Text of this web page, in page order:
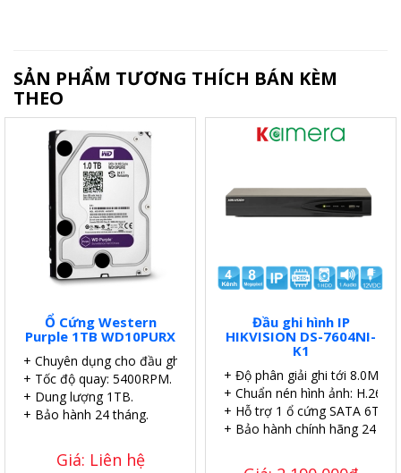
SẢN PHẨM TƯƠNG THÍCH BÁN KÈM
THEO
Ổ Cứng Western
Purple 1TB WD10PURX
+ Chuyên dụng cho đầu ghi.
+ Tốc độ quay: 5400RPM.
+ Dung lượng 1TB.
+ Bảo hành 24 tháng.
Giá: Liên hệ
Đầu ghi hình IP
HIKVISION DS-7604NI-
K1
+ Độ phân giải ghi tới 8.0MP.
+ Chuẩn nén hình ảnh: H.265.
+ Hỗ trợ 1 ổ cứng SATA 6TB.
+ Bảo hành chính hãng 24